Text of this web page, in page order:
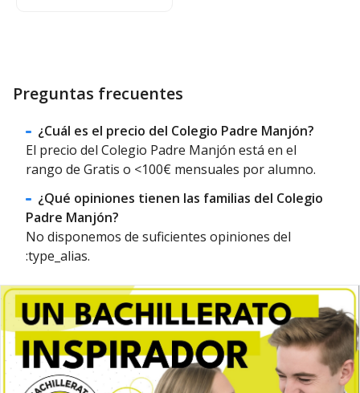
Preguntas frecuentes
¿Cuál es el precio del Colegio Padre Manjón?
El precio del Colegio Padre Manjón está en el
rango de Gratis o <100€ mensuales por alumno.
¿Qué opiniones tienen las familias del Colegio
Padre Manjón?
No disponemos de suficientes opiniones del
:type_alias.